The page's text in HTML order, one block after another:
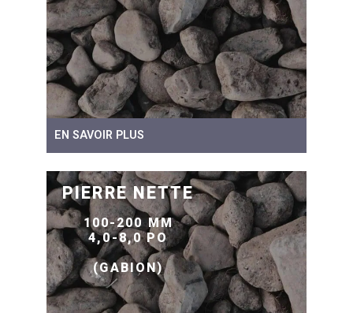
EN SAVOIR PLUS
PIERRE NETTE
100-200 MM
4,0-8,0 PO
(GABION)